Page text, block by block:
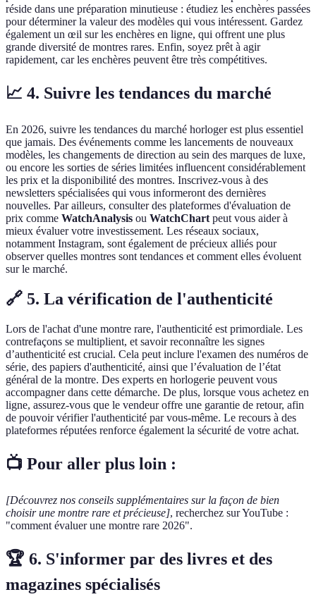
réside dans une préparation minutieuse : étudiez les enchères passées
pour déterminer la valeur des modèles qui vous intéressent. Gardez
également un œil sur les enchères en ligne, qui offrent une plus
grande diversité de montres rares. Enfin, soyez prêt à agir
rapidement, car les enchères peuvent être très compétitives.
📈 4. Suivre les tendances du marché
En 2026, suivre les tendances du marché horloger est plus essentiel
que jamais. Des événements comme les lancements de nouveaux
modèles, les changements de direction au sein des marques de luxe,
ou encore les sorties de séries limitées influencent considérablement
les prix et la disponibilité des montres. Inscrivez-vous à des
newsletters spécialisées qui vous informeront des dernières
nouvelles. Par ailleurs, consulter des plateformes d'évaluation de
prix comme WatchAnalysis ou WatchChart peut vous aider à
mieux évaluer votre investissement. Les réseaux sociaux,
notamment Instagram, sont également de précieux alliés pour
observer quelles montres sont tendances et comment elles évoluent
sur le marché.
🔗 5. La vérification de l'authenticité
Lors de l'achat d'une montre rare, l'authenticité est primordiale. Les
contrefaçons se multiplient, et savoir reconnaître les signes
d’authenticité est crucial. Cela peut inclure l'examen des numéros de
série, des papiers d'authenticité, ainsi que l’évaluation de l’état
général de la montre. Des experts en horlogerie peuvent vous
accompagner dans cette démarche. De plus, lorsque vous achetez en
ligne, assurez-vous que le vendeur offre une garantie de retour, afin
de pouvoir vérifier l'authenticité par vous-même. Le recours à des
plateformes réputées renforce également la sécurité de votre achat.
📺 Pour aller plus loin :
[Découvrez nos conseils supplémentaires sur la façon de bien
choisir une montre rare et précieuse], recherchez sur YouTube :
"comment évaluer une montre rare 2026".
🏆 6. S'informer par des livres et des
magazines spécialisés